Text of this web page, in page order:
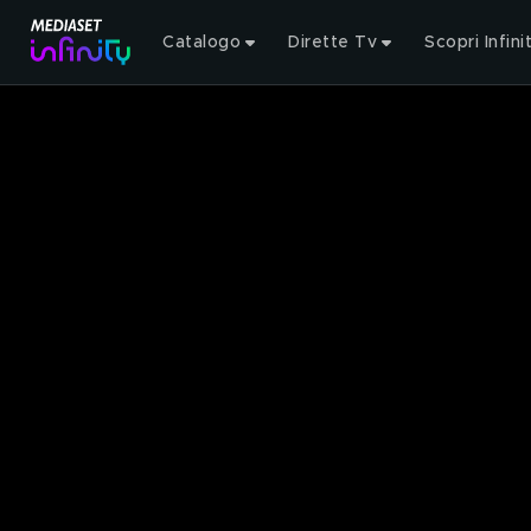
Catalogo Dirette Tv Scopri